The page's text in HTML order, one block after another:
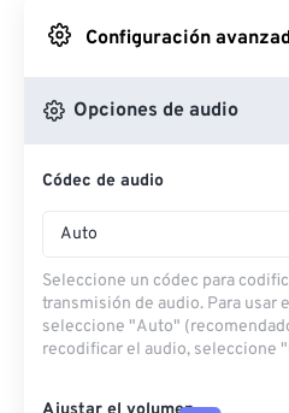
Desde Google
Desde
Desde URL
Configuración
Opciones de audio
Códec de audio
Auto
Seleccione un códec para
transmisión de audio. Para usar
seleccione "Auto"
recodificar el audio, seleccione